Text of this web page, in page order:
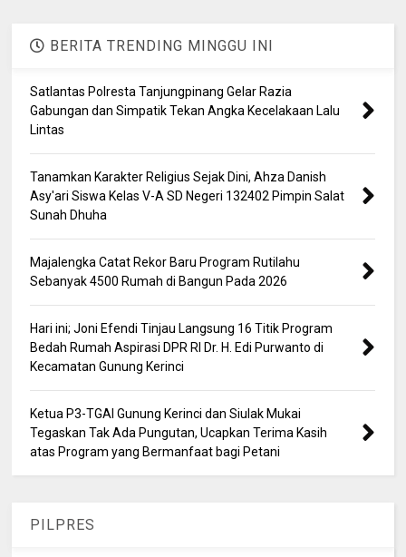
BERITA TRENDING MINGGU INI
Satlantas Polresta Tanjungpinang Gelar Razia
Gabungan dan Simpatik Tekan Angka Kecelakaan Lalu
Lintas
Tanamkan Karakter Religius Sejak Dini, Ahza Danish
Asy'ari Siswa Kelas V-A SD Negeri 132402 Pimpin Salat
Sunah Dhuha
Majalengka Catat Rekor Baru Program Rutilahu
Sebanyak 4500 Rumah di Bangun Pada 2026
Hari ini; Joni Efendi Tinjau Langsung 16 Titik Program
Bedah Rumah Aspirasi DPR RI Dr. H. Edi Purwanto di
Kecamatan Gunung Kerinci
Ketua P3-TGAI Gunung Kerinci dan Siulak Mukai
Tegaskan Tak Ada Pungutan, Ucapkan Terima Kasih
atas Program yang Bermanfaat bagi Petani
PILPRES